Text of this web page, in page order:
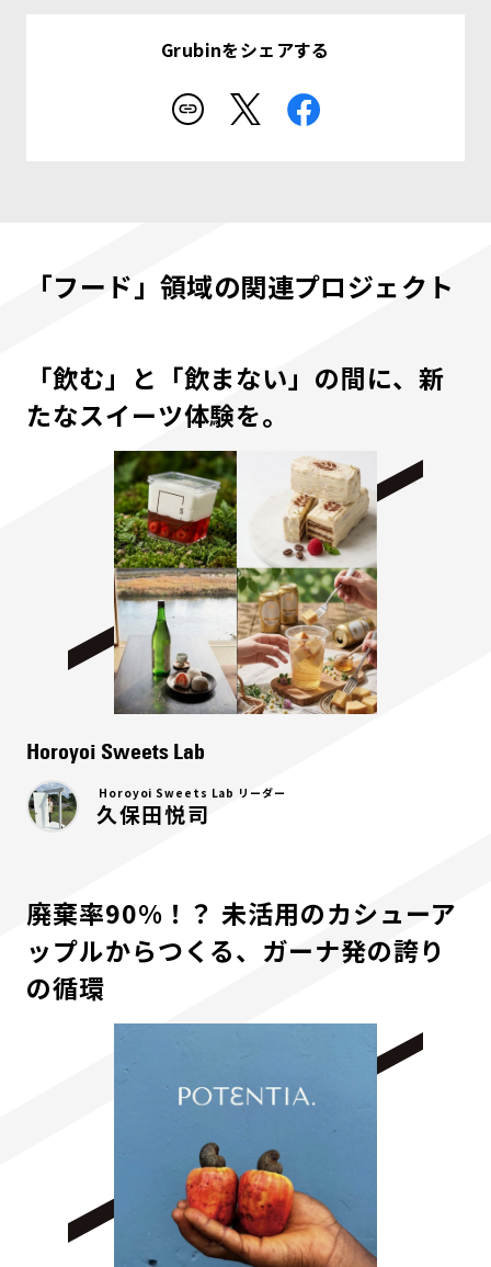
Grubinをシェアする
「フード」領域の関連プロジェクト
「飲む」と「飲まない」の間に、新
たなスイーツ体験を。
Horoyoi Sweets Lab
Horoyoi Sweets Lab リーダー
久保田悦司
廃棄率90%！？ 未活用のカシューア
ップルからつくる、ガーナ発の誇り
の循環